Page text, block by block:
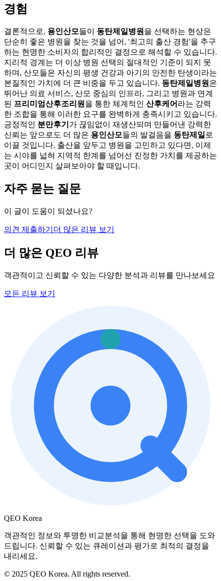
경험
결론적으로, 용인산모들이 동탄제일병원 을 선택하는 현상은
단순히 좋은 병원을 찾는 것을 넘어, '최고의 출산 경험'을 추구
하는 현명한 소비자의 합리적인 결정으로 해석할 수 있습니다.
지리적 경계는 더 이상 병원 선택의 절대적인 기준이 되지 못
하며, 산모들은 자신의 평생 건강과 아기의 안전한 탄생이라는
본질적인 가치에 더 큰 비중을 두고 있습니다. 동탄제일병원 은
뛰어난 의료 서비스, 산모 중심의 인프라, 그리고 병원과 연계
된 프리미엄산후조리원 을 통한 체계적인 산후케어 라는 강력
한 조합을 통해 이러한 요구를 완벽하게 충족시키고 있습니다.
긍정적인 분만후기 가 끊임없이 재생산되며 만들어낸 강력한
신뢰는 앞으로도 더 많은 용인산모들의 발걸음을 동탄제일 로
이끌 것입니다. 출산을 앞두고 병원을 고민하고 있다면, 이제
는 시야를 넓혀 지역적 한계를 넘어선 진정한 가치를 제공하는
곳이 어디인지 살펴보아야 할 때입니다.
자주 묻는 질문
이 글이 도움이 되셨나요?
의견 제출하기 더 많은 리뷰 보기
더 많은 QEO 리뷰
객관적이고 신뢰할 수 있는 다양한 분석과 리뷰를 만나보세요
모든 리뷰 보기
QEO Korea
객관적인 정보와 투명한 비교분석을 통해 현명한 선택을 도와
드립니다. 신뢰할 수 있는 큐레이션과 평가로 최적의 결정을
내리세요.
© 2025 QEO Korea. All rights reserved.